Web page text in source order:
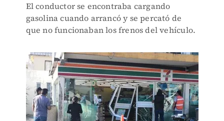
El conductor se encontraba cargando
gasolina cuando arrancó y se percató de
que no funcionaban los frenos del vehículo.